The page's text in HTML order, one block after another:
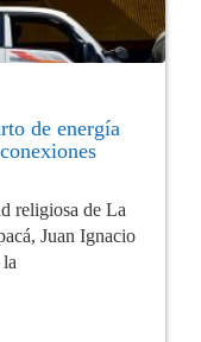
de energía
religiosa de La
Juan Ignacio
la